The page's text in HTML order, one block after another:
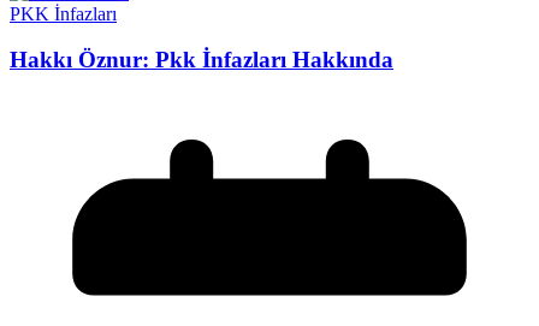
PKK İnfazları
Hakkı Öznur: Pkk İnfazları Hakkında